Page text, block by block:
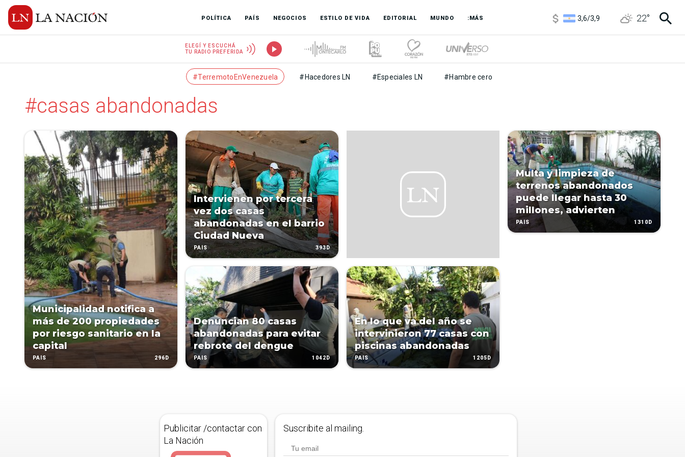
POLÍTICA PAÍS NEGOCIOS ESTILO DE VIDA EDITORIAL MUNDO :MÁS
3,6/3,9
22°
ELEGÍ Y ESCUCHÁ
TU RADIO PREFERIDA
#TerremotoEnVenezuela #Hacedores LN #Especiales LN #Hambre cero
#casas abandonadas
Municipalidad notifica a
más de 200 propiedades
por riesgo sanitario en la
capital
PAÍS 296D
Intervienen por tercera
vez dos casas
abandonadas en el barrio
Ciudad Nueva
PAÍS 393D
Denuncian 80 casas
abandonadas para evitar
rebrote del dengue
PAÍS 1042D
En lo que va del año se
intervinieron 77 casas con
piscinas abandonadas
PAÍS 1205D
Multa y limpieza de
terrenos abandonados
puede llegar hasta 30
millones, advierten
PAÍS 1310D
Publicitar /contactar con
La Nación
Suscribite al mailing.